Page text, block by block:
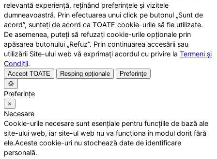
relevantă experiență, reținând preferințele și vizitele
dumneavoastră. Prin efectuarea unui click pe butonul „Sunt de
acord”, sunteți de acord ca TOATE cookie-urile să fie utilizate.
De asemenea, puteți să refuzați cookie-urile opționale prin
apăsarea butonului „Refuz”. Prin continuarea accesării sau
utilizării Site-ului web vă exprimați acordul cu privire la Termeni și
Condiții.
Accept TOATE Resping opționale
Preferințe
🍪
Preferințe
×
Necesare
Cookie-urile necesare sunt esențiale pentru funcțiile de bază ale
site-ului web, iar site-ul web nu va funcționa în modul dorit fără
ele.Aceste cookie-uri nu stochează date de identificare
personală.